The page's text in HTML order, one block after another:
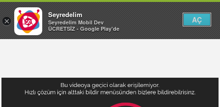
×
Seyredelim
Seyredelim Mobil Dev
ÜCRETSİZ - Google Play'de
AÇ